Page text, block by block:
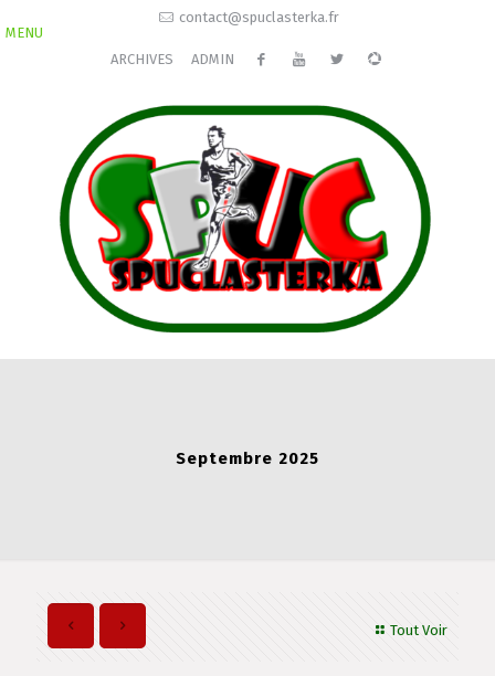
contact@spuclasterka.fr
ARCHIVES ADMIN
MENU
Septembre 2025
Tout Voir